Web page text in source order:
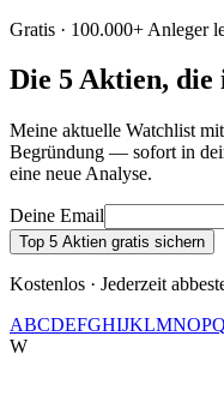
Gratis · 100.000+ Anleger
Die 5 Aktien, die
Meine aktuelle Watchlist
Begründung — sofort in
eine neue Analyse.
Deine Email
Top 5 Aktien gratis sichern
Kostenlos · Jederzeit
ABCDEFGHIJKLMNOPQ
W